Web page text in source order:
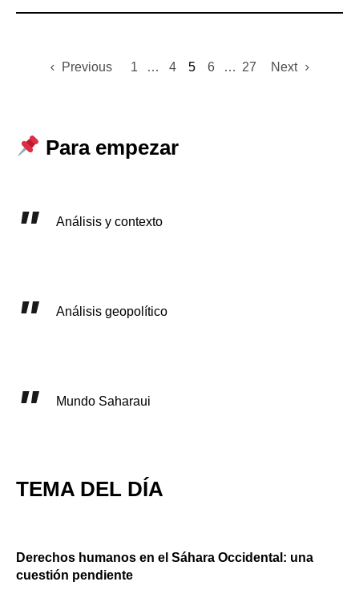
Previous 1 … 4 5 6 … 27 Next
Para empezar
Análisis y contexto
Análisis geopolítico
Mundo Saharaui
TEMA DEL DÍA
Derechos humanos en el Sáhara Occidental: una
cuestión pendiente